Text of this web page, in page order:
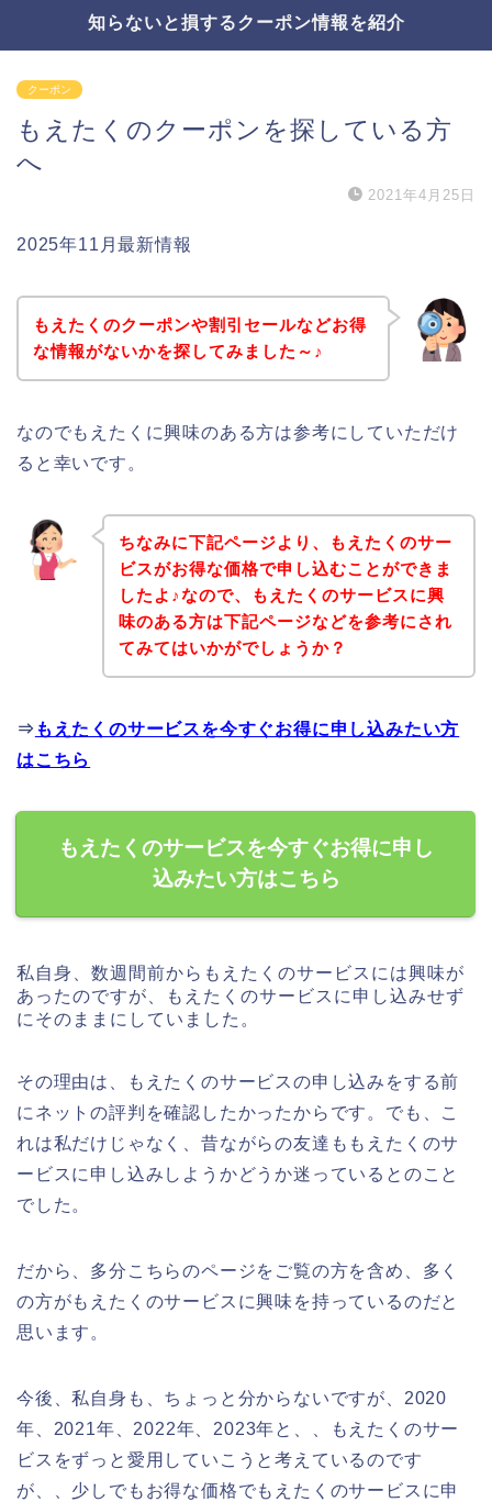
知らないと損するクーポン情報を紹介
クーポン
もえたくのクーポンを探している方
へ
2021年4月25日
2025年11月最新情報
もえたくのクーポンや割引セールなどお得
な情報がないかを探してみました～♪
なのでもえたくに興味のある方は参考にしていただけ
ると幸いです。
ちなみに下記ページより、もえたくのサー
ビスがお得な価格で申し込むことができま
したよ♪なので、もえたくのサービスに興
味のある方は下記ページなどを参考にされ
てみてはいかがでしょうか？
⇒ もえたくのサービスを今すぐお得に申し込みたい方
はこちら
もえたくのサービスを今すぐお得に申し
込みたい方はこちら
私自身、数週間前からもえたくのサービスには興味が
あったのですが、もえたくのサービスに申し込みせず
にそのままにしていました。
その理由は、もえたくのサービスの申し込みをする前
にネットの評判を確認したかったからです。でも、こ
れは私だけじゃなく、昔ながらの友達ももえたくのサ
ービスに申し込みしようかどうか迷っているとのこと
でした。
だから、多分こちらのページをご覧の方を含め、多く
の方がもえたくのサービスに興味を持っているのだと
思います。
今後、私自身も、ちょっと分からないですが、2020
年、2021年、2022年、2023年と、、もえたくのサー
ビスをずっと愛用していこうと考えているのです
が、、少しでもお得な価格でもえたくのサービスに申